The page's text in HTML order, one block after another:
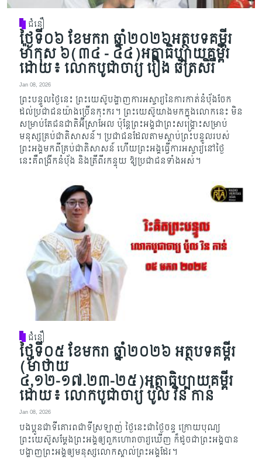
ជំនឿ
ថ្ងៃទី០៦ ខែមករា ឆ្នាំ២០២៦អត្ថបទគម្ពីរ
ម៉ាកុស ៦(៣៤ - ៤៤)អត្ថាធិប្បាយគម្ពីរ
ដោយ៖ លោកបូជាចារ្យ រឿង ឆ័ត្រសិរី
Jan 08, 2026
ព្រះបន្ទូលថ្ងៃនេះ ព្រះយេស៊ូបង្ហាញការអស្ចារ្យនៃ​ការ​កាត់​នំប៉័ងចែក
ដល់ប្រជាជនយ៉ាងច្រើនកុះករ។ ព្រះ​យេស៊ូយាងមកក្នុងលោកនេះ មិន
សម្រាប់តែជន​ជាតិ​អ៊ី​ស្រាអែល ប៉ុន្តែ​ព្រះអង្គជាព្រះ​ស​ង្គ្រោះ​សម្រាប់​
មនុស្ស​គ្រប់ជាតិសាសន៍។ ប្រជាជនដែលតាម​​ស្តាប់​ព្រះបន្ទូលរបស់
ព្រះអង្គមកពីគ្រប់ជាតិសាសន៍ ហើយ​ព្រះអង្គធ្វើ​ការអស្ចារ្យនៅថ្ងៃ
នេះគឺពង្រីកនំបុ័ង និងត្រីពីរកន្ទុយ ឱ្យប្រជាជនទាំង​អស់​។
ជំនឿ
ថ្ងៃទី០៥ ខែមករា ឆ្នាំ២០២៦ អត្ថបទគម្ពីរ
(ម៉ាថាយ
៤,១២-១៧.២៣-២៥)អត្ថាធិប្បាយគម្ពីរ
ដោយ៖ លោកបូជាចារ្យ ប៉ូល វិន កាន់
Jan 08, 2026
បងប្អូនជាទីគោរពជាទីស្រឡាញ់ ថ្ងៃនេះជាថ្ងៃចន្ទ ក្រោយបុណ្យ
ព្រះយេស៊ូសម្ដែង​ព្រះអង្គ​ឲ្យ​ពួក​ហោរាចារ្យ​​ឃើញ ក៏ដូចជាព្រះអង្គបាន
បង្ហាញព្រះអង្គឲ្យមនុស្សលោកស្គាល់ព្រះអង្គដែរ។